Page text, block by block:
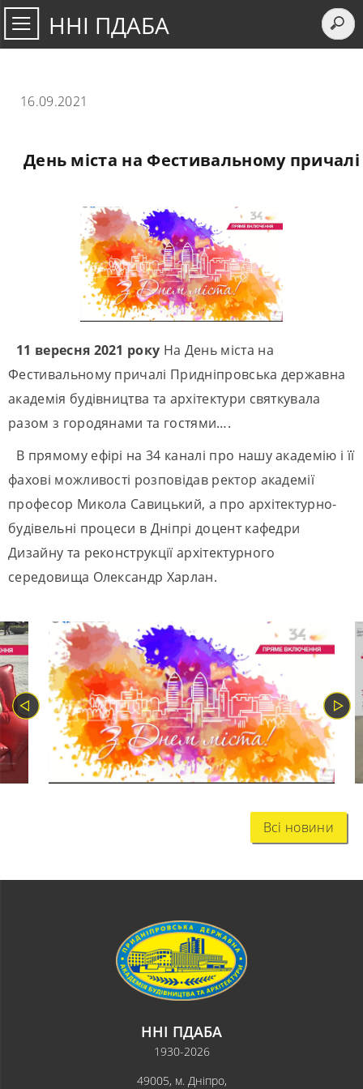
ННІ ПДАБА
16.09.2021
День міста на Фестивальному причалі
11 вересня 2021 року На День міста на
Фестивальному причалі Придніпровська державна
академія будівництва та архітектури святкувала
разом з городянами та гостями….
В прямому ефірі на 34 каналі про нашу академію і її
фахові можливості розповідав ректор академії
професор Микола Савицький, а про архітектурно-
будівельні процеси в Дніпрі доцент кафедри
Дизайну та реконструкції архітектурного
середовища Олександр Харлан.
Всі новини
ННІ ПДАБА
1930-2026
49005, м. Дніпро,